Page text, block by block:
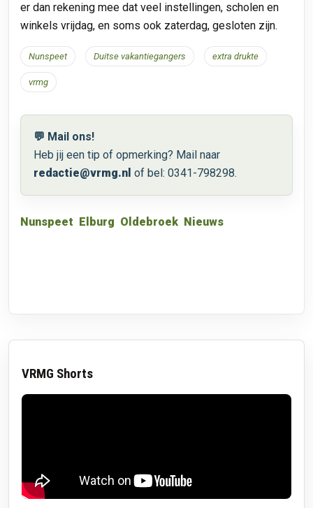
er dan rekening mee dat veel instellingen, scholen en
winkels vrijdag, en soms ook zaterdag, gesloten zijn.
Nunspeet Duitse vakantiegangers extra drukte
vrmg
💬 Mail ons!
Heb jij een tip of opmerking? Mail naar
redactie@vrmg.nl of bel: 0341-798298.
Nunspeet Elburg Oldebroek Nieuws
VRMG Shorts